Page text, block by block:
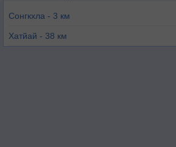
Сонгкхла - 3 км
Хатйай - 38 км